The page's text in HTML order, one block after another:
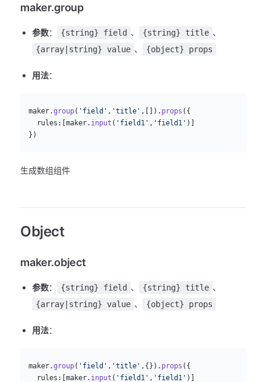
maker.group
参数： {string} field 、 {string} title 、
{array|string} value 、 {object} props
用法：
  maker.
group( 'field' , 'title' ,[]). props ({
    rules:[maker.
input ( 'field1' , 'field1' )]
  })
生成数组组件
Object
maker.object
参数： {string} field 、 {string} title 、
{array|string} value 、 {object} props
用法：
  maker.
group( 'field' , 'title' ,{}). props ({
    rules:[maker.
input ( 'field1' , 'field1' )]